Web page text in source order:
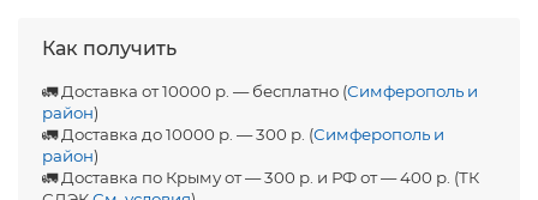
Как получить
🚛 Доставка от 10000 р. — бесплатно (Симферополь и
район)
🚛 Доставка до 10000 р. — 300 р. (Симферополь и
район)
🚛 Доставка по Крыму от — 300 р. и РФ от — 400 р. (ТК